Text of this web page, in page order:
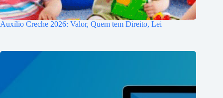
Auxílio Creche 2026: Valor, Quem tem Direito, Lei